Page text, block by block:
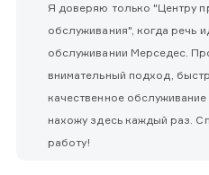
Я доверяю только "Центру
обслуживания", когда речь
обслуживании Мерседес.
внимательный подход,
качественное обслуживание
нахожу здесь каждый раз.
работу!